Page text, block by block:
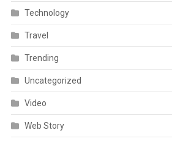
Technology
Travel
Trending
Uncategorized
Video
Web Story